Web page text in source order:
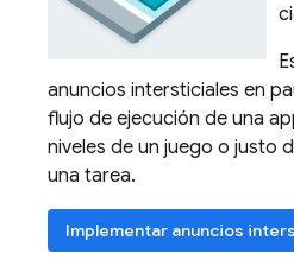
anuncios intersticiales en
flujo de ejecución de una
niveles de un juego o justo
una tarea.
Implementar anuncios